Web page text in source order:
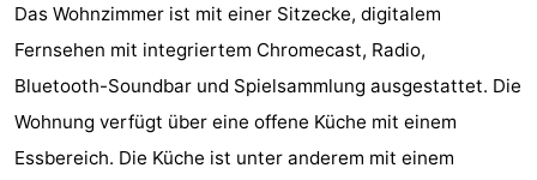
Julianahoeve
-
Livingstone
-
Port
-
Das Wohnzimmer ist mit einer Sitzecke, digitalem
Fernsehen mit integriertem Chromecast, Radio,
Bluetooth-Soundbar und Spielsammlung ausgestattet. Die
Wohnung verfügt über eine offene Küche mit einem
Essbereich. Die Küche ist unter anderem mit einem